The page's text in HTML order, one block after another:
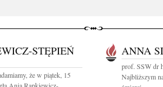
STĘPIEŃ
że w piątek, 15
ANNA
prof. SSW dr
Najbliższym